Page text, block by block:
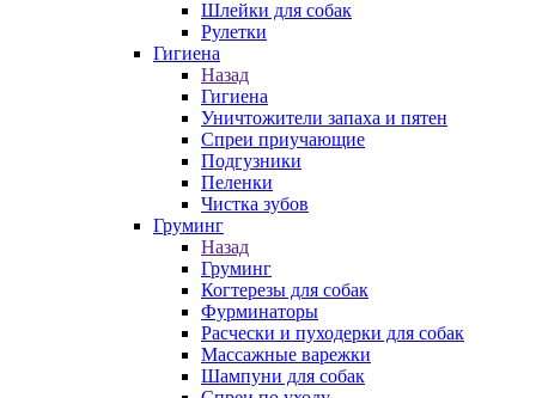
Шлейки для собак
Рулетки
Гигиена
Назад
Гигиена
Уничтожители запаха и пятен
Спреи приучающие
Подгузники
Пеленки
Чистка зубов
Груминг
Назад
Груминг
Когтерезы для собак
Фурминаторы
Расчески и пуходерки для собак
Массажные варежки
Шампуни для собак